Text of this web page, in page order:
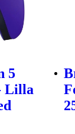
5
Lilla